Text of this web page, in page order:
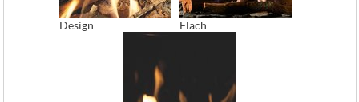
Design Flach